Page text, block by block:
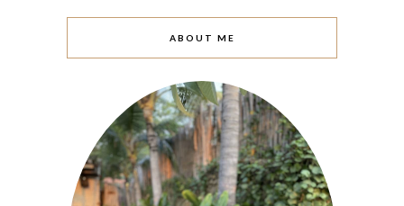
ABOUT ME